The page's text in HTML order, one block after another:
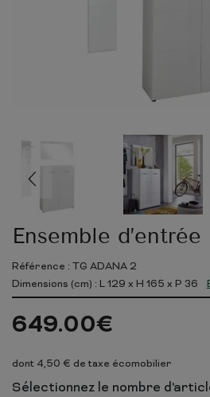
Ensemble
Référence : TG ADANA 2
Dimensions (cm) : L129 x H 165 x P 36
649.00€
dont 4,50 € de taxe écomobilier
Sélectionnez le nombre